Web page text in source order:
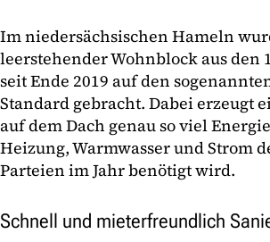
Im niedersächsischen Hameln
leerstehender Wohnblock aus den
seit Ende 2019 auf den
Standard gebracht. Dabei erzeugt
auf dem Dach genau so viel
Heizung, Warmwasser und Strom
Parteien im Jahr benötigt wird.
Schnell und mieterfreundlich